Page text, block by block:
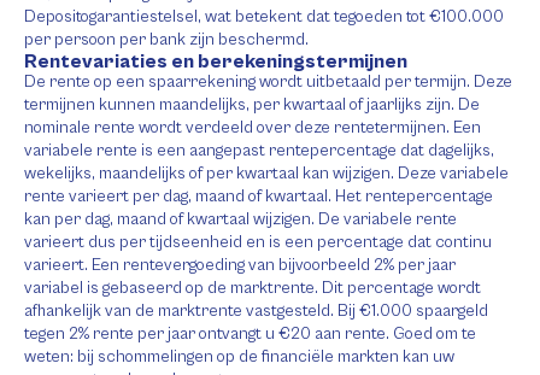
Depositogarantiestelsel, wat betekent dat tegoeden tot €100.000
per persoon per bank zijn beschermd.
Rentevariaties en berekeningstermijnen
De rente op een spaarrekening wordt uitbetaald per termijn. Deze
termijnen kunnen maandelijks, per kwartaal of jaarlijks zijn. De
nominale rente wordt verdeeld over deze rentetermijnen. Een
variabele rente is een aangepast rentepercentage dat dagelijks,
wekelijks, maandelijks of per kwartaal kan wijzigen. Deze variabele
rente varieert per dag, maand of kwartaal. Het rentepercentage
kan per dag, maand of kwartaal wijzigen. De variabele rente
varieert dus per tijdseenheid en is een percentage dat continu
varieert. Een rentevergoeding van bijvoorbeeld 2% per jaar
variabel is gebaseerd op de marktrente. Dit percentage wordt
afhankelijk van de marktrente vastgesteld. Bij €1.000 spaargeld
tegen 2% rente per jaar ontvangt u €20 aan rente. Goed om te
weten: bij schommelingen op de financiële markten kan uw